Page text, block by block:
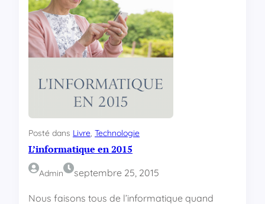
v
e
i
l
–
a
u
t
G
u
e
Posté dans Livre, Technologie
L’informatique en 2015
Admin septembre 25, 2015
Nous faisons tous de l’informatique quand